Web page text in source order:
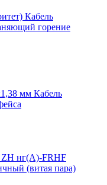
Кабель
горение
мм Кабель
ZH нг(А)-FRHF
(витая пара)